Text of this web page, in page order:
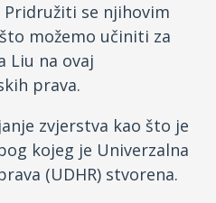
se njihovim
možemo učiniti za
Liu na ovaj
prava.
zvjerstva kao što je
kojeg je Univerzalna
(UDHR) stvorena.